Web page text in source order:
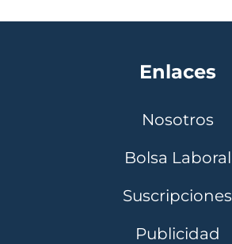
Enlaces
Nosotros
Bolsa Laboral
Suscripciones
Publicidad